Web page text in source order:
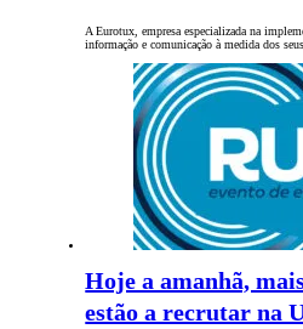
A Eurotux, empresa especializada na
informação e comunicação à medida dos
Hoje a amanhã,
estão a recrutar na